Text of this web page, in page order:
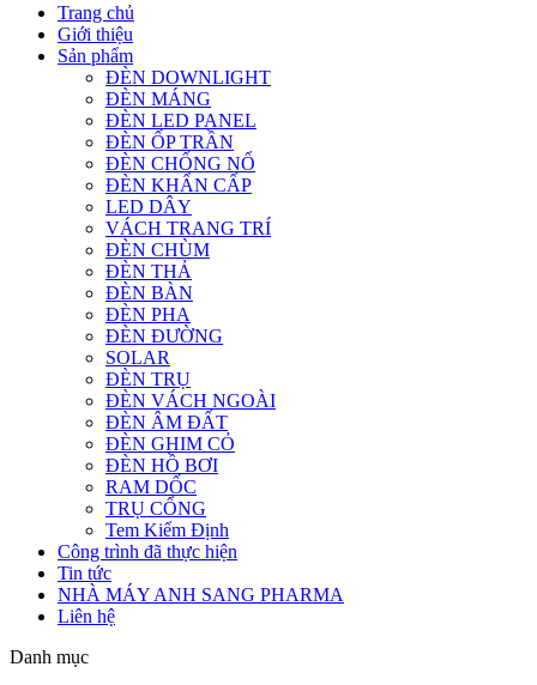
Trang chủ
Giới thiệu
Sản phẩm
ĐÈN DOWNLIGHT
ĐÈN MÁNG
ĐÈN LED PANEL
ĐÈN ỐP TRẦN
ĐÈN CHỐNG NỔ
ĐÈN KHẨN CẤP
LED DÂY
VÁCH TRANG TRÍ
ĐÈN CHÙM
ĐÈN THẢ
ĐÈN BÀN
ĐÈN PHA
ĐÈN ĐƯỜNG
SOLAR
ĐÈN TRỤ
ĐÈN VÁCH NGOÀI
ĐÈN ÂM ĐẤT
ĐÈN GHIM CỎ
ĐÈN HỒ BƠI
RAM DỐC
TRỤ CỔNG
Tem Kiểm Định
Công trình đã thực hiện
Tin tức
NHÀ MÁY ANH SANG PHARMA
Liên hệ
Danh mục